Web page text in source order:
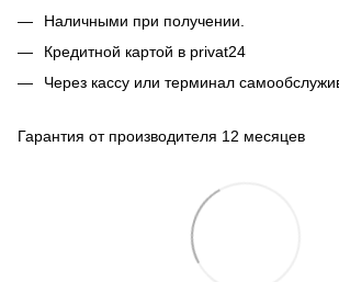
Наличными при получении.
Кредитной картой в privat24
Через кассу или терминал
Гарантия от производителя 12 месяцев